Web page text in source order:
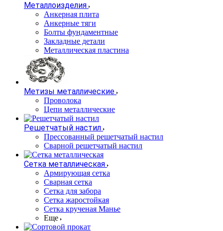
Металлоизделия
Анкерная плита
Анкерные тяги
Болты фундаментные
Закладные детали
Металлическая пластина
Метизы металлические
Проволока
Цепи металлические
Решетчатый настил
Прессованный решетчатый настил
Сварной решетчатый настил
Сетка металлическая
Армирующая сетка
Сварная сетка
Сетка для забора
Сетка жаростойкая
Сетка крученая Манье
Еще